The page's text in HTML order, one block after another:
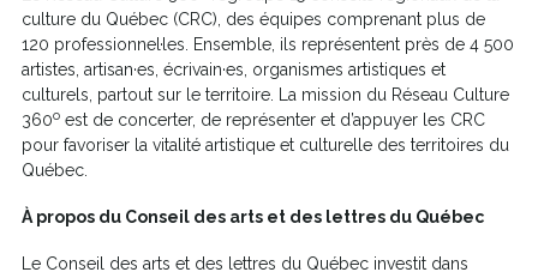
culture du Québec (CRC), des équipes comprenant plus de
120 professionnel·les. Ensemble, ils représentent près de 4 500
artistes, artisan·es, écrivain·es, organismes artistiques et
culturels, partout sur le territoire. La mission du Réseau Culture
360o est de concerter, de représenter et d’appuyer les CRC
pour favoriser la vitalité artistique et culturelle des territoires du
Québec.
À propos du Conseil des arts et des lettres du Québec
Le Conseil des arts et des lettres du Québec investit dans